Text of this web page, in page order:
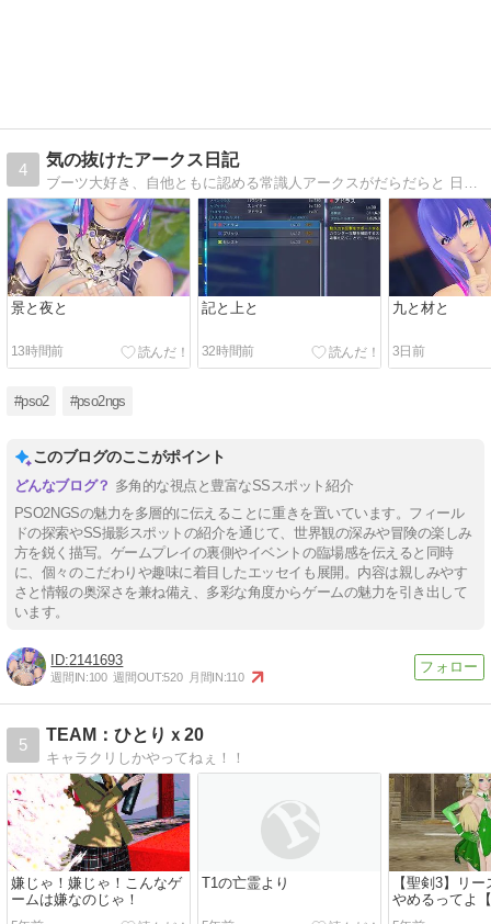
4
気の抜けたアークス日記
ブーツ大好き、自他ともに認める常識人アークスがだらだらと 日常で思ったことを綴るだけのブログ。 Phantasy Star Online2 New Genesis(PSO2NGS) Ship3 ソーンの片隅にいます
景と夜と
13時間前
記と上と
32時間前
九と材と
3日前
#pso2 #pso2ngs
このブログのここがポイント
多角的な視点と豊富なSSスポット紹介
PSO2NGSの魅力を多層的に伝えることに重きを置いています。フィール
ドの探索やSS撮影スポットの紹介を通じて、世界観の深みや冒険の楽しみ
方を鋭く描写。ゲームプレイの裏側やイベントの臨場感を伝えると同時
に、個々のこだわりや趣味に着目したエッセイも展開。内容は親しみやす
さと情報の奥深さを兼ね備え、多彩な角度からゲームの魅力を引き出して
います。
2141693
週間IN:100 週間OUT:520 月間IN:110
5
TEAM：ひとりｘ20
キャラクリしかやってねぇ！！
嫌じゃ！嫌じゃ！こんなゲ
ームは嫌なのじゃ！
T1の亡霊より
【聖剣3】リ
やめるってよ